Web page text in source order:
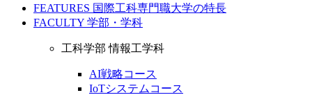
FEATURES 国際工科専門職大学の特長
FACULTY 学部・学科
工科学部 情報工学科
AI戦略コース
IoTシステムコース